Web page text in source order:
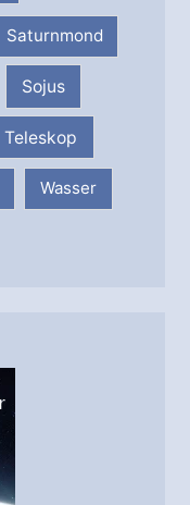
Saturnmond
Sojus
Teleskop
Wasser